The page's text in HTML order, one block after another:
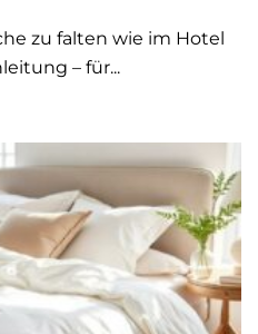
zu falten wie im Hotel
– für...